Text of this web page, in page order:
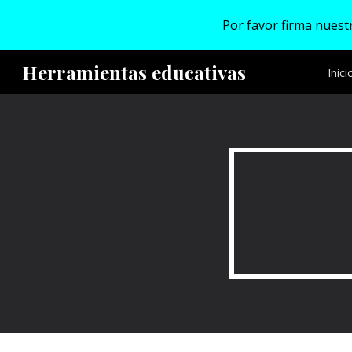
Por favor firma
Herramientas educativas